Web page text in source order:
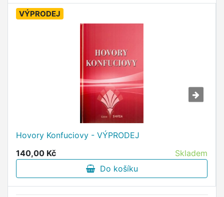
VÝPRODEJ
Hovory Konfuciovy - VÝPRODEJ
140,00 Kč
Skladem
Do košíku